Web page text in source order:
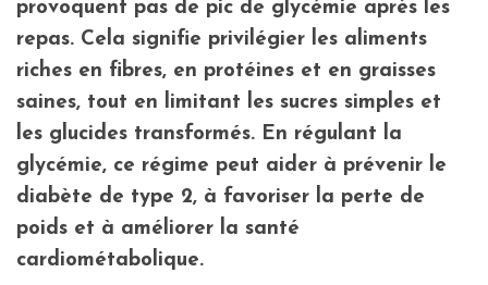
provoquent pas de pic de glycémie après les
repas. Cela signifie privilégier les aliments
riches en fibres, en protéines et en graisses
saines, tout en limitant les sucres simples et
les glucides transformés. En régulant la
glycémie, ce régime peut aider à prévenir le
diabète de type 2, à favoriser la perte de
poids et à améliorer la santé
cardiométabolique.